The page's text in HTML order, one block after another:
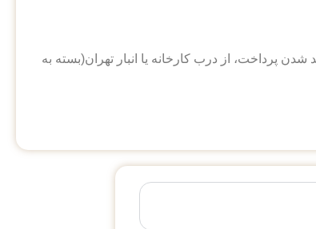
پرداخت، از درب کارخانه یا انبار تهران(بسته به